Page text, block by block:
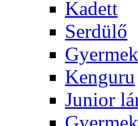
Kadett
Serdülő
Gyermek
Kenguru
Junior